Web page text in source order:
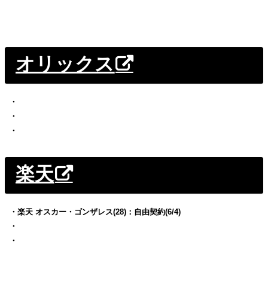
オリックス
・
・
・
楽天
・楽天 オスカー・ゴンザレス(28)：自由契約(6/4)
・
・